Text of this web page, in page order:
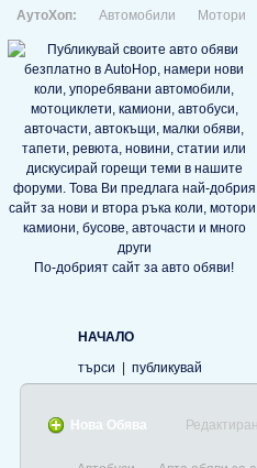
АутоХоп: Автомобили Мотори
По-добрият сайт за авто обяви!
НАЧАЛО
търси
публикувай
Нова Обява